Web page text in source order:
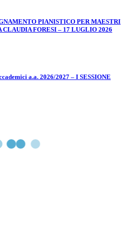
PIANISTICO PER MAESTRI
CLAUDIA FORESI – 17 LUGLIO 2026
a.a. 2026/2027 – I SESSIONE